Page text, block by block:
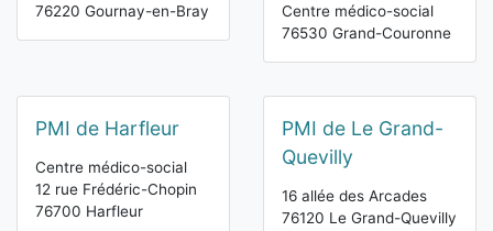
76220 Gournay-en-Bray
Centre médico-social
76530 Grand-Couronne
PMI de Harfleur
Centre médico-social
12 rue Frédéric-Chopin
76700 Harfleur
PMI de Le Grand-
Quevilly
16 allée des Arcades
76120 Le Grand-Quevilly